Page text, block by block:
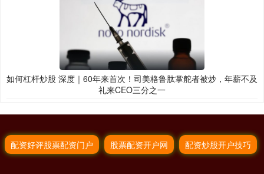
如何杠杆炒股 深度｜60年来首次！司美格鲁肽掌舵者被炒，年薪不及
礼来CEO三分之一
配资好评股票配资门户 股票配资开户网 配资炒股开户技巧